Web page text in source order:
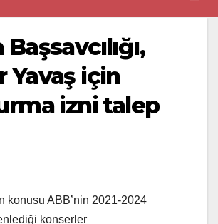
Yavaş için
izni talep
konusu ABB’nin 2021-2024
konserler